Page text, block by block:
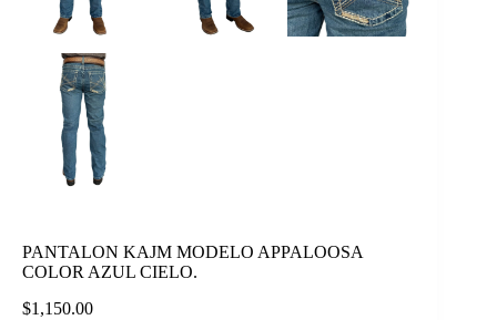
PANTALON KAJM MODELO APPALOOSA
COLOR AZUL CIELO.
$1,150.00